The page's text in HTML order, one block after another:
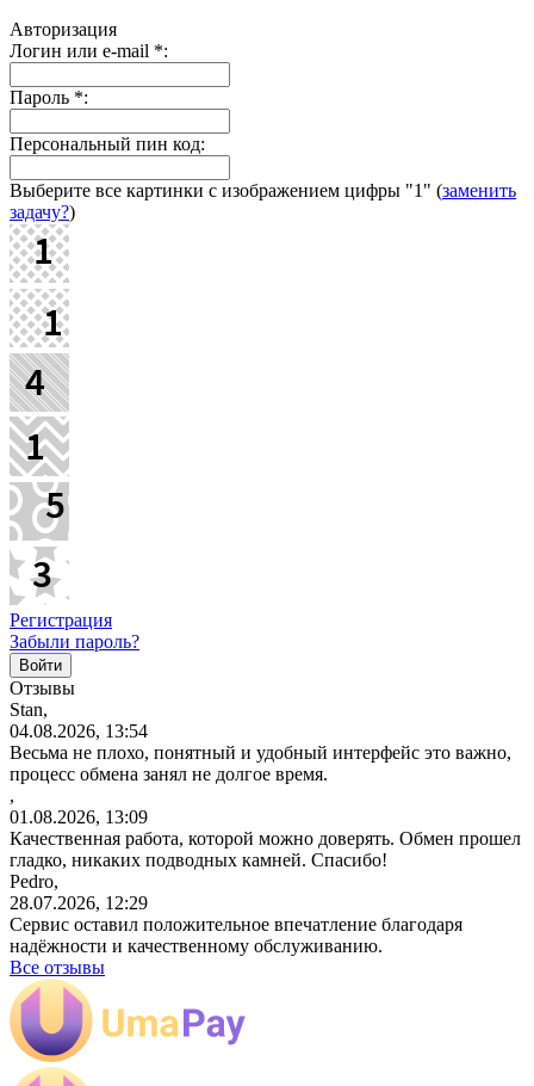
Авторизация
Логин или e-mail *:
Пароль *:
Персональный пин код:
Выберите все картинки с изображением цифры "1" (заменить
задачу?)
Регистрация
Забыли пароль?
Отзывы
Stan,
04.08.2026, 13:54
Весьма не плохо, понятный и удобный интерфейс это важно,
процесс обмена занял не долгое время.
,
01.08.2026, 13:09
Качественная работа, которой можно доверять. Обмен прошел
гладко, никаких подводных камней. Спасибо!
Pedro,
28.07.2026, 12:29
Сервис оставил положительное впечатление благодаря
надёжности и качественному обслуживанию.
Все отзывы